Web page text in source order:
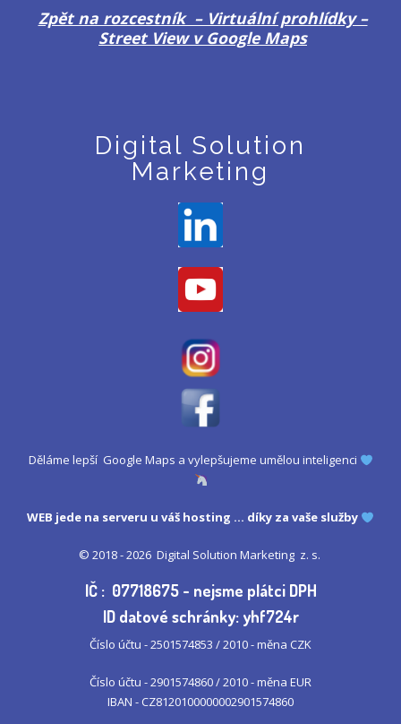
Zpět na rozcestník – Virtuální prohlídky –
Street View v Google Maps
Digital Solution
Marketing
Děláme lepší Google Maps a vylepšujeme umělou inteligenci
WEB jede na serveru uváš hosting ... díky za vaše služby
© 2018 - 2026 Digital Solution Marketing z. s.
IČ : 07718675 - nejsme plátci DPH
ID datové schránky: yhf724r
Číslo účtu - 2501574853 / 2010 - měna CZK
Číslo účtu - 2901574860 / 2010 - měna EUR
IBAN - CZ8120100000002901574860